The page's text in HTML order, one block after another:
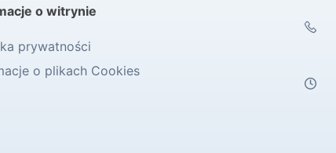
o witrynie
prywatności
o plikach Cookies